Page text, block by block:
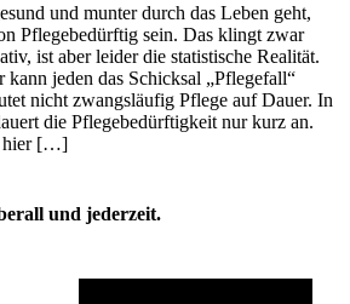
und munter durch das Leben geht,
Pflegebedürftig sein. Das klingt zwar
ist aber leider die statistische Realität.
kann jeden das Schicksal „Pflegefall“
nicht zwangsläufig Pflege auf Dauer. In
die Pflegebedürftigkeit nur kurz an.
hier […]
und jederzeit.